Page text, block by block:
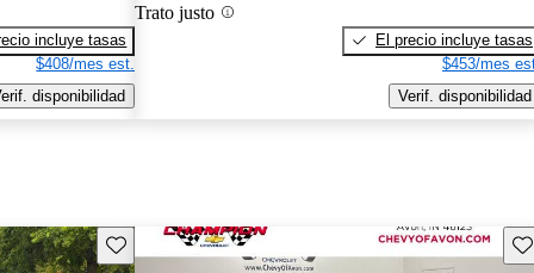
incluye tasas
$408/mes est.
disponibilidad
Trato justo
El precio incluye tasas
$453/mes
Verif. disponibilidad
Guarda este Aviso